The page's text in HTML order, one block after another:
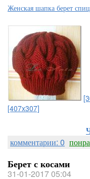
Женская шапка берет
[407x307]
комментарии: 0
Берет с косами
31-01-2017 05:04